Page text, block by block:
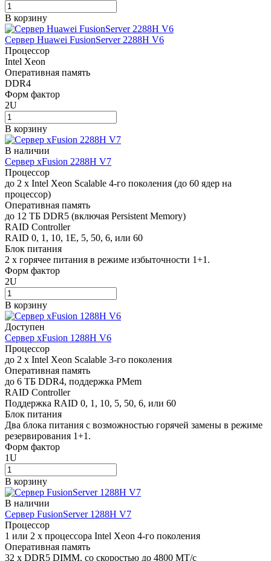
В корзину
Сервер Huawei FusionServer 2288H V6
Процессор
Intel Xeon
Оперативная память
DDR4
Форм фактор
2U
В корзину
В наличии
Сервер xFusion 2288H V7
Процессор
до 2 x Intel Xeon Scalable 4-го поколения (до 60 ядер на
процессор)
Оперативная память
до 12 ТБ DDR5 (включая Persistent Memory)
RAID Controller
RAID 0, 1, 10, 1E, 5, 50, 6, или 60
Блок питания
2 x горячее питания в режиме избыточности 1+1.
Форм фактор
2U
В корзину
Доступен
Сервер xFusion 1288H V6
Процессор
до 2 x Intel Xeon Scalable 3-го поколения
Оперативная память
до 6 ТБ DDR4, поддержка PMem
RAID Controller
Поддержка RAID 0, 1, 10, 5, 50, 6, или 60
Блок питания
Два блока питания с возможностью горячей замены в режиме
резервирования 1+1.
Форм фактор
1U
В корзину
В наличии
Сервер FusionServer 1288H V7
Процессор
1 или 2 x процессора Intel Xeon 4-го поколения
Оперативная память
32 x DDR5 DIMM, со скоростью до 4800 МТ/с